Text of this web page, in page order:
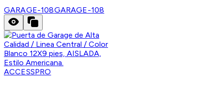
GARAGE-108GARAGE-108
ACCESSPRO